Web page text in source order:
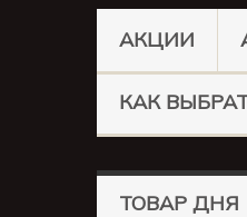
АКЦИИ
КАК
ТОВАР ДНЯ